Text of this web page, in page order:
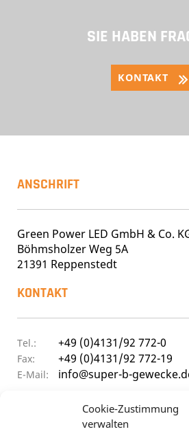
Cookie-Zustimmung
verwalten
SIE HABEN
KONTAKT
ANSCHRIFT
Green Power LED GmbH & Co.
Böhmsholzer Weg 5A
21391 Reppenstedt
KONTAKT
Tel.: +49 (0)4131/92 772-0
Fax: +49 (0)4131/92 772-19
E-Mail: info@super-b-
ÖFFNUNGSZEITEN